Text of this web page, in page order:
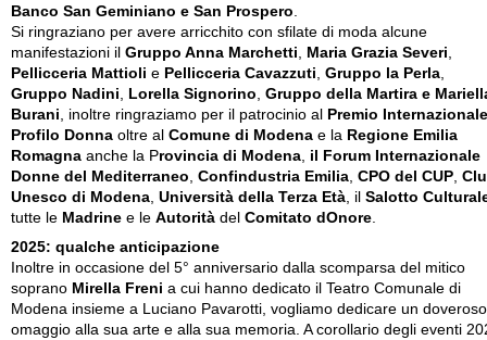
Banco San Geminiano e San Prospero
Si ringraziano per avere arricchito con sfilate di moda alcune
manifestazioni il Gruppo Anna Marchetti Maria Grazia Severi
Pellicceria Mattioli e Pellicceria Cavazzuti Gruppo la Perla
Gruppo Nadini
Lorella Signorino Gruppo della Martira e
Burani , inoltre ringraziamo per il patrocinio al
Premio Internazionale
Profilo Donna oltre al Comune di Modena e la Regione Emilia
Romagna anche la Provincia di Modena il Forum Internazionale
Donne del Mediterraneo Confindustria Emilia CPO del CUP
Unesco di Modena Università della Terza Età , il Salotto
tutte le Madrine e le Autorità del Comitato dOnore
2025: qualche anticipazione
Inoltre in occasione del 5° anniversario dalla scomparsa del mitico
soprano Mirella Freni a cui hanno dedicato il Teatro Comunale di
Modena insieme a Luciano Pavarotti, vogliamo dedicare un doveroso
omaggio alla sua arte e alla sua memoria. A corollario degli eventi